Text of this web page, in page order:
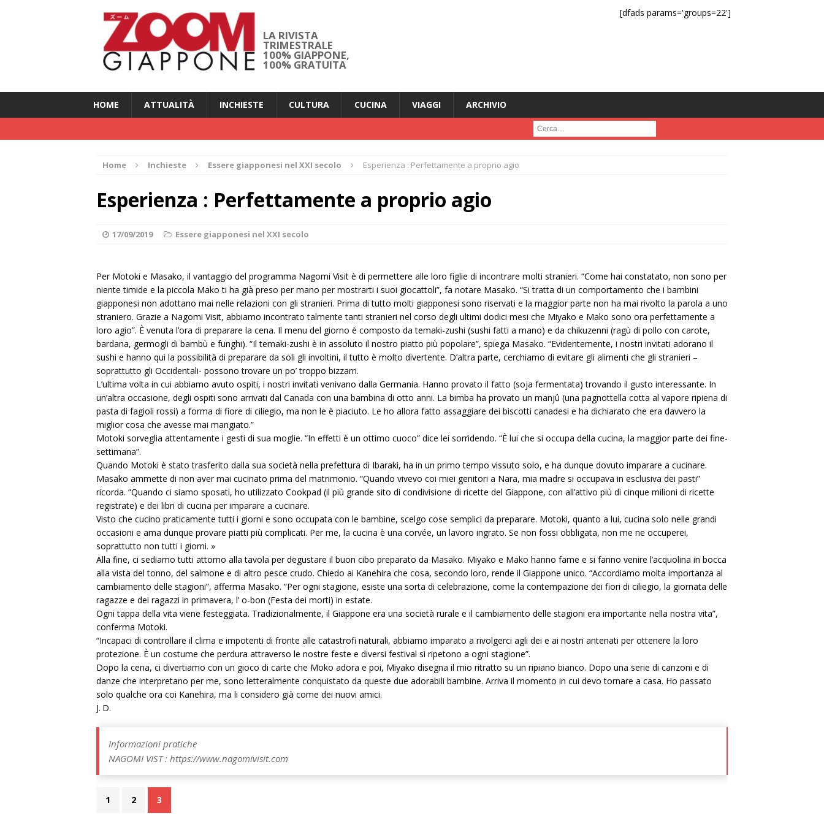
LA RIVISTA
TRIMESTRALE
100% GIAPPONE,
100% GRATUITA
[dfads params='groups=22']
HOME ATTUALITÀ INCHIESTE CULTURA CUCINA VIAGGI
ARCHIVIO
Cerca :
Home Inchieste Essere giapponesi nel XXI secolo Esperienza : Perfettamente a proprio agio
Esperienza : Perfettamente a proprio agio
17/09/2019 Essere giapponesi nel XXI secolo
Per Motoki e Masako, il vantaggio del programma Nagomi Visit è di permettere alle loro figlie di incontrare molti stranieri. “Come hai constatato, non sono per
niente timide e la piccola Mako ti ha già preso per mano per mostrarti i suoi giocattoli”, fa notare Masako. “Si tratta di un comportamento che i bambini
giapponesi non adottano mai nelle relazioni con gli stranieri. Prima di tutto molti giapponesi sono riservati e la maggior parte non ha mai rivolto la parola a uno
straniero. Grazie a Nagomi Visit, abbiamo incontrato talmente tanti stranieri nel corso degli ultimi dodici mesi che Miyako e Mako sono ora perfettamente a
loro agio”. È venuta l’ora di preparare la cena. Il menu del giorno è composto da temaki-zushi (sushi fatti a mano) e da chikuzenni (ragù di pollo con carote,
bardana, germogli di bambù e funghi). “Il temaki-zushi è in assoluto il nostro piatto più popolare”, spiega Masako. “Evidentemente, i nostri invitati adorano il
sushi e hanno qui la possibilità di preparare da soli gli involtini, il tutto è molto divertente. D’altra parte, cerchiamo di evitare gli alimenti che gli stranieri –
soprattutto gli Occidentali- possono trovare un po’ troppo bizzarri.
L’ultima volta in cui abbiamo avuto ospiti, i nostri invitati venivano dalla Germania. Hanno provato il fatto (soja fermentata) trovando il gusto interessante. In
un’altra occasione, degli ospiti sono arrivati dal Canada con una bambina di otto anni. La bimba ha provato un manjû (una pagnottella cotta al vapore ripiena di
pasta di fagioli rossi) a forma di fiore di ciliegio, ma non le è piaciuto. Le ho allora fatto assaggiare dei biscotti canadesi e ha dichiarato che era davvero la
miglior cosa che avesse mai mangiato.”
Motoki sorveglia attentamente i gesti di sua moglie. “In effetti è un ottimo cuoco” dice lei sorridendo. “È lui che si occupa della cucina, la maggior parte dei fine-
settimana”.
Quando Motoki è stato trasferito dalla sua società nella prefettura di Ibaraki, ha in un primo tempo vissuto solo, e ha dunque dovuto imparare a cucinare.
Masako ammette di non aver mai cucinato prima del matrimonio. “Quando vivevo coi miei genitori a Nara, mia madre si occupava in esclusiva dei pasti”
ricorda. “Quando ci siamo sposati, ho utilizzato Cookpad (il più grande sito di condivisione di ricette del Giappone, con all’attivo più di cinque milioni di ricette
registrate) e dei libri di cucina per imparare a cucinare.
Visto che cucino praticamente tutti i giorni e sono occupata con le bambine, scelgo cose semplici da preparare. Motoki, quanto a lui, cucina solo nelle grandi
occasioni e ama dunque provare piatti più complicati. Per me, la cucina è una corvée, un lavoro ingrato. Se non fossi obbligata, non me ne occuperei,
soprattutto non tutti i giorni. »
Alla fine, ci sediamo tutti attorno alla tavola per degustare il buon cibo preparato da Masako. Miyako e Mako hanno fame e si fanno venire l’acquolina in bocca
alla vista del tonno, del salmone e di altro pesce crudo. Chiedo ai Kanehira che cosa, secondo loro, rende il Giappone unico. “Accordiamo molta importanza al
cambiamento delle stagioni”, afferma Masako. “Per ogni stagione, esiste una sorta di celebrazione, come la contempazione dei fiori di ciliegio, la giornata delle
ragazze e dei ragazzi in primavera, l’ o-bon (Festa dei morti) in estate.
Ogni tappa della vita viene festeggiata. Tradizionalmente, il Giappone era una società rurale e il cambiamento delle stagioni era importante nella nostra vita”,
conferma Motoki.
“Incapaci di controllare il clima e impotenti di fronte alle catastrofi naturali, abbiamo imparato a rivolgerci agli dei e ai nostri antenati per ottenere la loro
protezione. È un costume che perdura attraverso le nostre feste e diversi festival si ripetono a ogni stagione”.
Dopo la cena, ci divertiamo con un gioco di carte che Moko adora e poi, Miyako disegna il mio ritratto su un ripiano bianco. Dopo una serie di canzoni e di
danze che interpretano per me, sono letteralmente conquistato da queste due adorabili bambine. Arriva il momento in cui devo tornare a casa. Ho passato
solo qualche ora coi Kanehira, ma li considero già come dei nuovi amici.
J. D.
Informazioni pratiche
NAGOMI VIST : https://www.nagomivisit.com
1 2 3